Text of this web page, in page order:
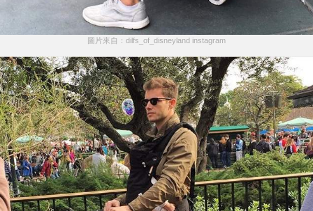
圖片來自：dilfs_of_disneyland instagram